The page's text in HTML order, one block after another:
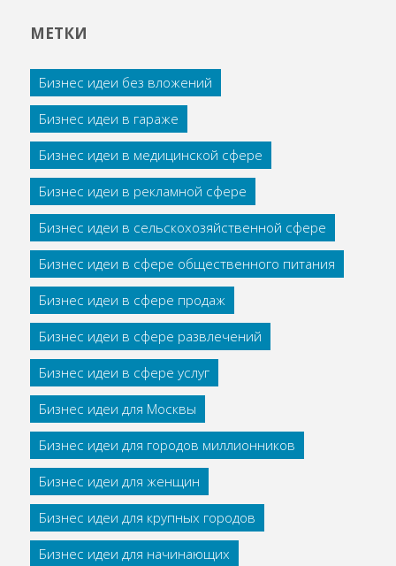
МЕТКИ
Бизнес идеи без вложений
Бизнес идеи в гараже
Бизнес идеи в медицинской сфере
Бизнес идеи в рекламной сфере
Бизнес идеи в сельскохозяйственной сфере
Бизнес идеи в сфере общественного питания
Бизнес идеи в сфере продаж
Бизнес идеи в сфере развлечений
Бизнес идеи в сфере услуг
Бизнес идеи для Москвы
Бизнес идеи для городов миллионников
Бизнес идеи для женщин
Бизнес идеи для крупных городов
Бизнес идеи для начинающих